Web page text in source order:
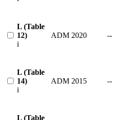
L (Table
12)
i
ADM 2020 --
L (Table
14)
i
ADM 2015 --
L (Table